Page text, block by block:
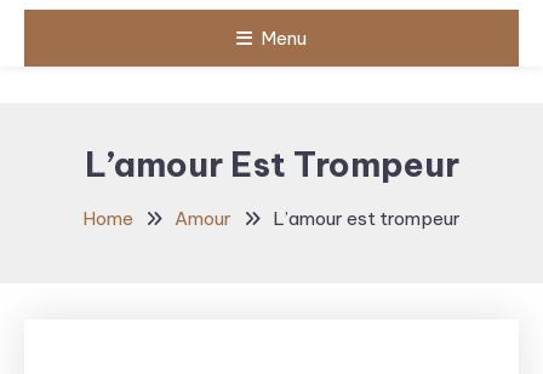
Menu
L’amour Est Trompeur
Home Amour L’amour est trompeur